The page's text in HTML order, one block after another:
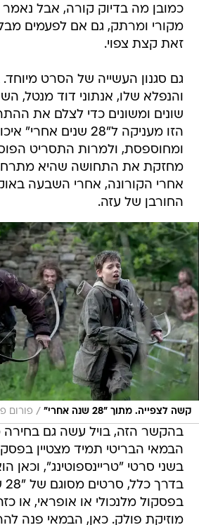
כמובן מה בדיוק קורה, אבל
מקורי ומרתק, גם אם לפעמים
זאת קצת צפוי.
גם סגנון העשייה של הסרט
והנפלא שלו, אנתוני דוד מנטל,
שונים ומשונים כדי לצלם את
הזו מעניקה ל"28 שנים
ומחוספסת, ולמרות התסריט
מחזקת את התחושה שהיא
אחרי הקורונה, אחרי השבעה
החורבן של עזה.
קשה לצפייה. מתוך "28 שנה אחרי" / פורום
בהקשר הזה, בויל עשה גם בחירה
הבמאי הבריטי תמיד מצטיין
בשני סרטי "טריינספוטינג", וכאן
בפסקול מלנכולי או אופראי, או
מוזיקת פולק. כאן, הבמאי פנה